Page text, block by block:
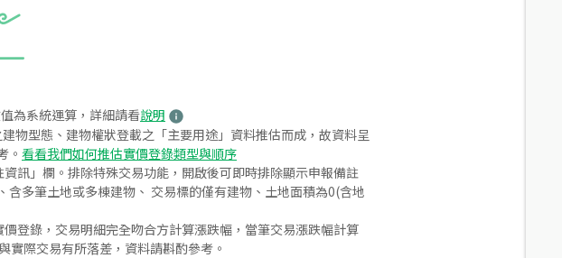
為系統運算，詳細請看說明
物型態、建物權狀登載之「主要用途」資料推估而成，故資料呈
。 看看我們如何推估實價登錄類型與順序
訊」欄。排除特殊交易功能，開啟後可即時排除顯示申報備註
多筆土地或多棟建物、 交易標的僅有建物、土地面積為0(含地
登錄，交易明細完全吻合方計算漲跌幅，當筆交易漲跌幅計算
際交易有所落差，資料請斟酌參考。